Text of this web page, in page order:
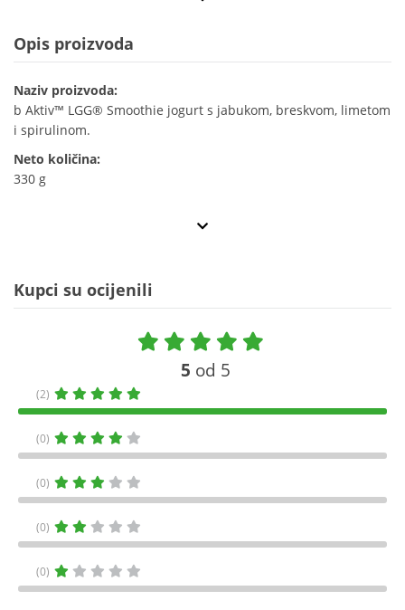
Opis proizvoda
Naziv proizvoda:
b Aktiv™ LGG® Smoothie jogurt s jabukom, breskvom, limetom
i spirulinom.
Neto količina:
330 g
Kupci su ocijenili
5 od 5
(2)
(0)
(0)
(0)
(0)